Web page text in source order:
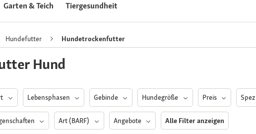
Garten & Teich Tiergesundheit
Hundefutter Hundetrockenfutter
Hund
Lebensphasen Gebinde Hundegröße Preis
Art (BARF) Angebote Alle Filter anzeigen